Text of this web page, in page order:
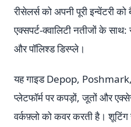
रीसेलर्स को अपनी पूरी इन्वेंटरी
एक्सपर्ट-क्वालिटी नतीजों के
और पॉलिश्ड डिस्प्ले।
यह गाइड Depop,
प्लेटफॉर्म पर कपड़ों, जूतों और
वर्कफ़्लो को कवर करती है।